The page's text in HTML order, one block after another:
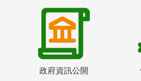
政府資訊公開